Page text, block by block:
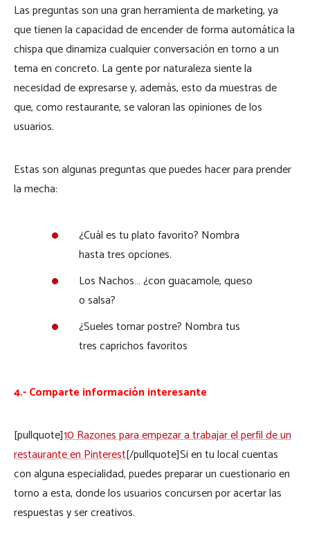
Las preguntas son una gran herramienta de marketing, ya
que tienen la capacidad de encender de forma automática la
chispa que dinamiza cualquier conversación en torno a un
tema en concreto. La gente por naturaleza siente la
necesidad de expresarse y, además, esto da muestras de
que, como restaurante, se valoran las opiniones de los
usuarios.
Estas son algunas preguntas que puedes hacer para prender
la mecha:
¿Cuál es tu plato favorito? Nombra
hasta tres opciones.
Los Nachos… ¿con guacamole, queso
o salsa?
¿Sueles tomar postre? Nombra tus
tres caprichos favoritos
4.- Comparte información interesante
[pullquote]10 Razones para empezar a trabajar el perfil de un
restaurante en Pinterest[/pullquote]Si en tu local cuentas
con alguna especialidad, puedes preparar un cuestionario en
torno a esta, donde los usuarios concursen por acertar las
respuestas y ser creativos.